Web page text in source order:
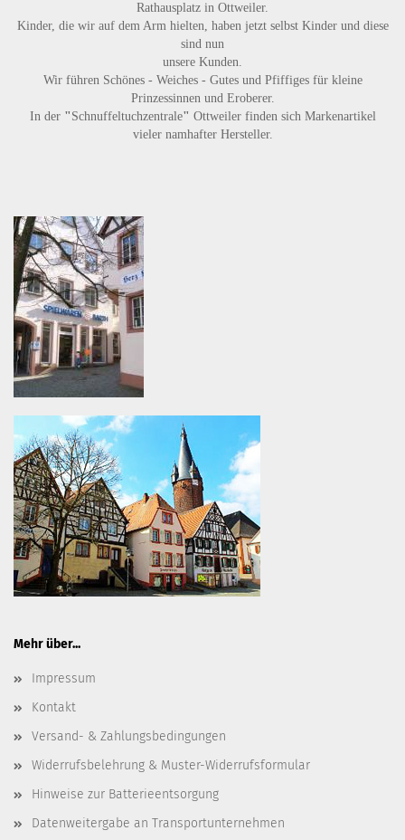
Rathausplatz in Ottweiler.
Kinder, die wir auf dem Arm hielten, haben jetzt selbst Kinder und diese
sind nun
unsere Kunden.
Wir führen Schönes - Weiches - Gutes und Pfiffigesfür kleine
Prinzessinnen und Eroberer.
In der " Schnuffeltuchzentrale" Ottweiler finden sich Markenartikel
vieler namhafter Hersteller.
Mehr über...
Impressum
Kontakt
Versand- & Zahlungsbedingungen
Widerrufsbelehrung & Muster-Widerrufsformular
Hinweise zur Batterieentsorgung
Datenweitergabe an Transportunternehmen